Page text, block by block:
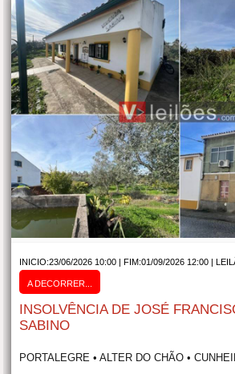
INICIO:23/06/2026 10:00 | FIM:01/09/2026 12:00 |
A DECORRER...
INSOLVÊNCIA DE JOSÉ
SABINO
PORTALEGRE • ALTER DO CHÃO •